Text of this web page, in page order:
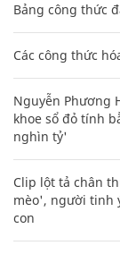
Bảng công thức
Các công thức
Nguyễn Phương
khoe sổ đỏ tính
nghìn tỷ'
Clip lột tả chân
mèo', người tinh
con